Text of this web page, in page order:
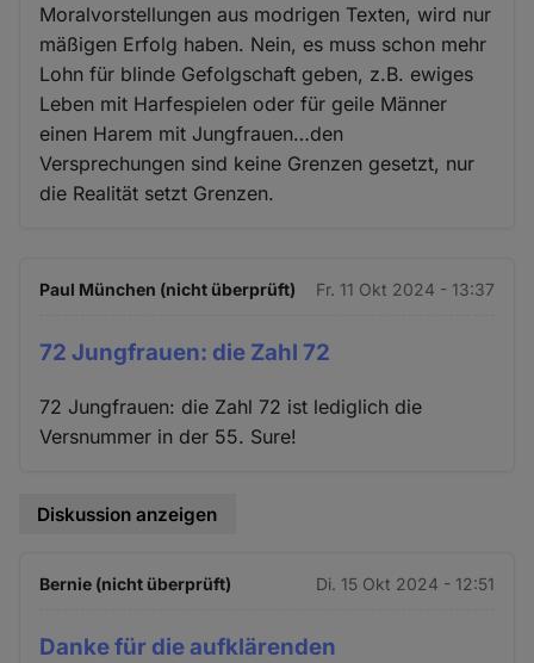
Moralvorstellungen aus modrigen Texten, wird nur
mäßigen Erfolg haben. Nein, es muss schon mehr
Lohn für blinde Gefolgschaft geben, z.B. ewiges
Leben mit Harfespielen oder für geile Männer
einen Harem mit Jungfrauen…den
Versprechungen sind keine Grenzen gesetzt, nur
die Realität setzt Grenzen.
Paul München (nicht überprüft) Fr. 11 Okt 2024 - 13:37
72 Jungfrauen: die Zahl 72
72 Jungfrauen: die Zahl 72 ist lediglich die
Versnummer in der 55. Sure!
Diskussion anzeigen
Bernie (nicht überprüft) Di. 15 Okt 2024 - 12:51
Danke für die aufklärenden